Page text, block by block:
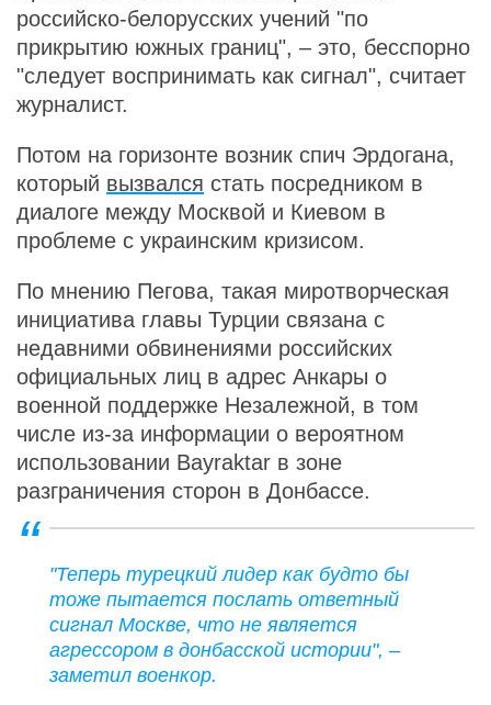
российско-белорусских учений "по
прикрытию южных границ", – это, бесспорно
"следует воспринимать как сигнал", считает
журналист.
Потом на горизонте возник спич Эрдогана,
который вызвался стать посредником в
диалоге между Москвой и Киевом в
проблеме с украинским кризисом.
По мнению Пегова, такая миротворческая
инициатива главы Турции связана с
недавними обвинениями российских
официальных лиц в адрес Анкары о
военной поддержке Незалежной, в том
числе из-за информации о вероятном
использовании Bayraktar в зоне
разграничения сторон в Донбассе.
"Теперь турецкий лидер как будто бы
тоже пытается послать ответный
сигнал Москве, что не является
агрессором в донбасской истории", –
заметил военкор.